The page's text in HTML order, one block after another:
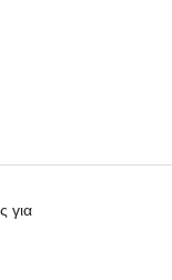
για